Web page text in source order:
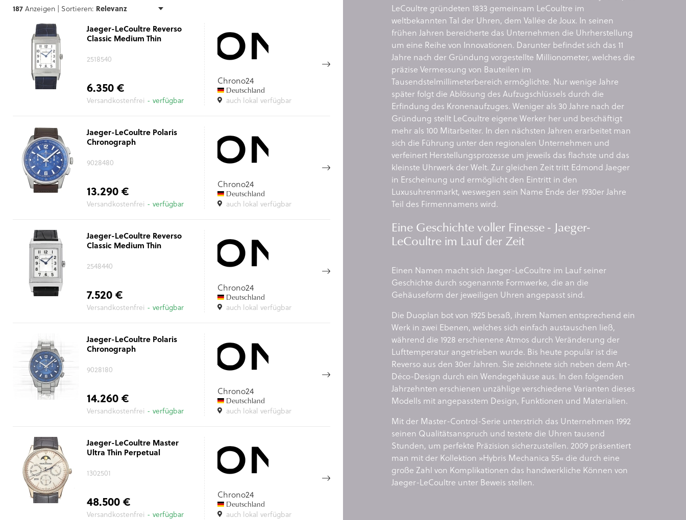
LeCoultre gründeten 1833 gemeinsam LeCoultre im
weltbekannten Tal der Uhren, dem Vallée de Joux. In seinen
frühen Jahren bereicherte das Unternehmen die Uhrherstellung
um eine Reihe von Innovationen. Darunter befindet sich das 11
Jahre nach der Gründung vorgestellte Millionometer, welches die
präzise Vermessung von Bauteilen im
Tausendstelmillimeterbereich ermöglichte. Nur wenige Jahre
später folgt die Ablösung des Aufzugschlüssels durch die
Erfindung des Kronenaufzuges. Weniger als 30 Jahre nach der
Gründung stellt LeCoultre eigene Werker her und beschäftigt
mehr als 100 Mitarbeiter. In den nächsten Jahren erarbeitet man
sich die Führung unter den regionalen Unternehmen und
verfeinert Herstellungsprozesse um jeweils das flachste und das
kleinste Uhrwerk der Welt. Zur gleichen Zeit tritt Edmond Jaeger
in Erscheinung und ermöglicht den Eintritt in den
Luxusuhrenmarkt, weswegen sein Name Ende der 1930er Jahre
Teil des Firmennamens wird.
Eine Geschichte voller Finesse - Jaeger-
LeCoultre im Lauf der Zeit
Einen Namen macht sich Jaeger-LeCoultre im Lauf seiner
Geschichte durch sogenannte Formwerke, die an die
Gehäuseform der jeweiligen Uhren angepasst sind.
Die Duoplan bot von 1925 besaß, ihrem Namen entsprechend ein
Werk in zwei Ebenen, welches sich einfach austauschen ließ,
während die 1928 erschienene Atmos durch Veränderung der
Lufttemperatur angetrieben wurde. Bis heute populär ist die
Reverso aus den 30er Jahren. Sie zeichnete sich neben dem Art-
Déco-Design durch ein Wendegehäuse aus. In den folgenden
Jahrzehnten erschienen unzählige verschiedene Varianten dieses
Modells mit angepasstem Design, Funktionen und Materialien.
Mit der Master-Control-Serie unterstrich das Unternehmen 1992
seinen Qualitätsanspruch und testete die Uhren tausend
Stunden, um perfekte Präzision sicherzustellen. 2009 präsentiert
man mit der Kollektion »Hybris Mechanica 55« die durch eine
große Zahl von Komplikationen das handwerkliche Können von
Jaeger-LeCoultre unter Beweis stellen.
187Anzeigen | Sortieren:
Jaeger-LeCoultre Reverso
Classic Medium Thin
2518540
6.350 €
Versandkostenfrei - verfügbar
Chrono24
Deutschland
auch lokal verfügbar
Jaeger-LeCoultre Polaris
Chronograph
9028480
13.290 €
Versandkostenfrei - verfügbar
Chrono24
Deutschland
auch lokal verfügbar
Jaeger-LeCoultre Reverso
Classic Medium Thin
2548440
7.520 €
Versandkostenfrei - verfügbar
Chrono24
Deutschland
auch lokal verfügbar
Jaeger-LeCoultre Polaris
Chronograph
9028180
14.260 €
Versandkostenfrei - verfügbar
Chrono24
Deutschland
auch lokal verfügbar
Jaeger-LeCoultre Master
Ultra Thin Perpetual
1302501
48.500 €
Versandkostenfrei - verfügbar
Chrono24
Deutschland
auch lokal verfügbar